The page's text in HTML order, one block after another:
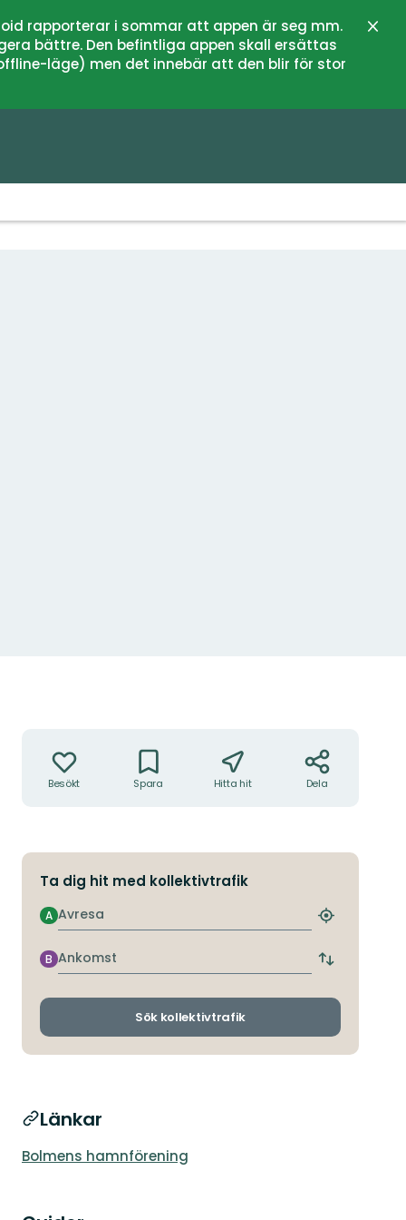
rapporterar i sommar att appen är seg mm.
bättre. Den befintliga appen skall ersättas
läge) men det innebär att den blir för stor
Besökt Spara Hitta hit Dela
Ta dig hit med kollektivtrafik
Avresa
A
Hitta
hållplats
Ankomst
B
Byt
och
Sök kollektivtrafik
Länkar
Bolmens hamnförening